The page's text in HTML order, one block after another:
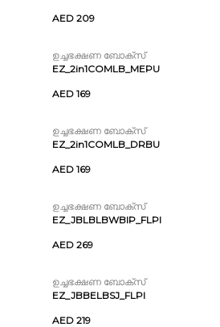
AED 209
ഉച്ചഭക്ഷണ ബോക്സ്
EZ_2in1COMLB_MEPU
AED 169
ഉച്ചഭക്ഷണ ബോക്സ്
EZ_2in1COMLB_DRBU
AED 169
ഉച്ചഭക്ഷണ ബോക്സ്
EZ_JBLBLBWBIP_FLPI
AED 269
ഉച്ചഭക്ഷണ ബോക്സ്
EZ_JBBELBSJ_FLPI
AED 219